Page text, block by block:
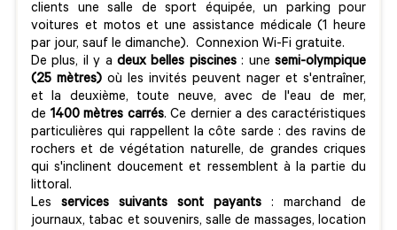
clients une salle de sport équipée, un parking pour
voitures et motos et une assistance médicale (1 heure
par jour, sauf le dimanche). Connexion Wi-Fi gratuite.
De plus, il y a deux belles piscines: unesemi-olympique
(25 mètres) où les invités peuvent nager et s'entraîner,
et la deuxième, toute neuve, avec de l'eau de mer,
de 1400 mètres carrés. Ce dernier a des caractéristiques
particulières qui rappellent la côte sarde : des ravins de
rochers et de végétation naturelle, de grandes criques
qui s'inclinent doucement et ressemblent à la partie du
littoral.
Les services suivants sont payants : marchand de
journaux, tabac et souvenirs, salle de massages, location